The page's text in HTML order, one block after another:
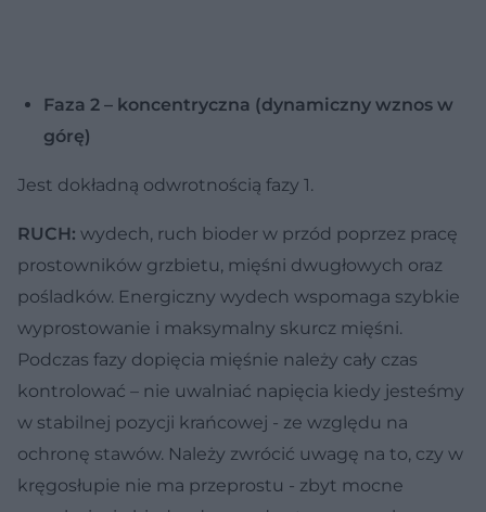
Faza 2 – koncentryczna (dynamiczny wznos w
górę)
Jest dokładną odwrotnością fazy 1.
RUCH: wydech, ruch bioder w przód poprzez pracę
prostowników grzbietu, mięśni dwugłowych oraz
pośladków. Energiczny wydech wspomaga szybkie
wyprostowanie i maksymalny skurcz mięśni.
Podczas fazy dopięcia mięśnie należy cały czas
kontrolować – nie uwalniać napięcia kiedy jesteśmy
w stabilnej pozycji krańcowej - ze względu na
ochronę stawów. Należy zwrócić uwagę na to, czy w
kręgosłupie nie ma przeprostu - zbyt mocne